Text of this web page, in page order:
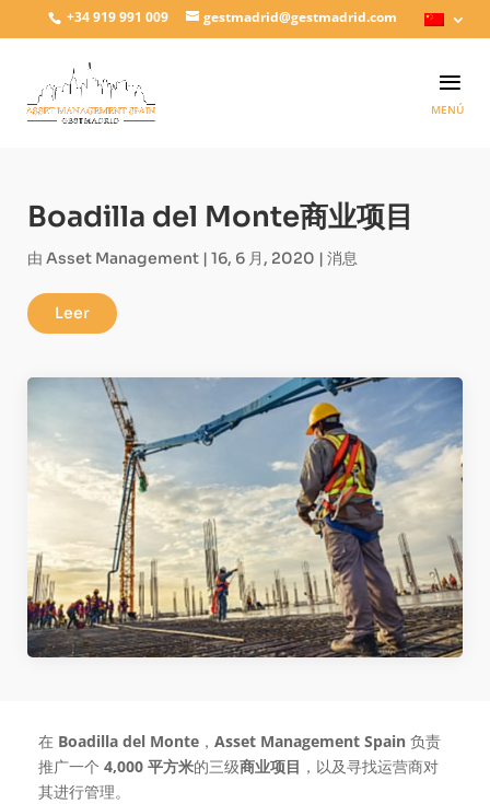
+34 919 991 009 gestmadrid@gestmadrid.com
Boadilla del Monte商业项目
由 Asset Management | 16, 6 月, 2020 | 消息
Leer
在 Boadilla del Monte ， Asset Management Spain 负责
推广一个 4,000 平方米的三级商业项目 ，以及寻找运营商对
其进行管理。